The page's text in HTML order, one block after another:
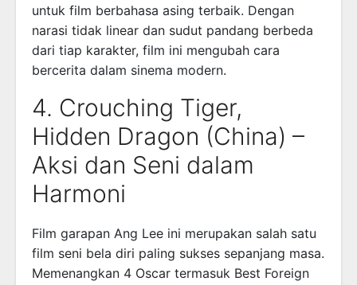
untuk film berbahasa asing terbaik. Dengan
narasi tidak linear dan sudut pandang berbeda
dari tiap karakter, film ini mengubah cara
bercerita dalam sinema modern.
4. Crouching Tiger,
Hidden Dragon (China) –
Aksi dan Seni dalam
Harmoni
Film garapan Ang Lee ini merupakan salah satu
film seni bela diri paling sukses sepanjang masa.
Memenangkan 4 Oscar termasuk Best Foreign